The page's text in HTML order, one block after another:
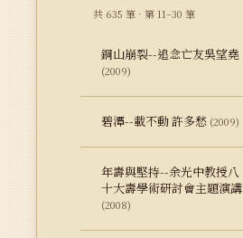
共 635 筆 · 第 11–30 筆
銅山崩裂--追念亡友吳望堯
(2009)
碧潭--載不動 許多愁 (2009)
年壽與堅持--余光中教授八
十大壽學術研討會主題演講
(2008)